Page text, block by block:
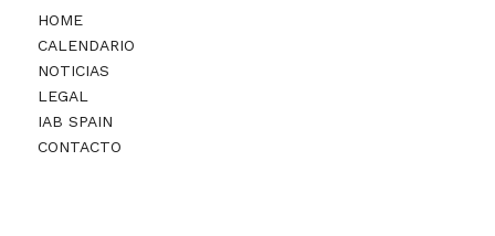
HOME
CALENDARIO
NOTICIAS
LEGAL
IAB SPAIN
CONTACTO